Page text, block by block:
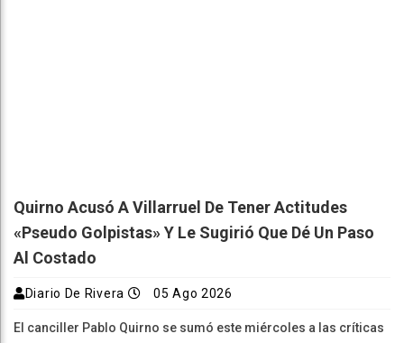
Quirno Acusó A Villarruel De Tener Actitudes
«pseudo Golpistas» Y Le Sugirió Que Dé Un Paso
Al Costado
Diario De Rivera 05 Ago 2026
El canciller Pablo Quirno se sumó este miércoles a las críticas